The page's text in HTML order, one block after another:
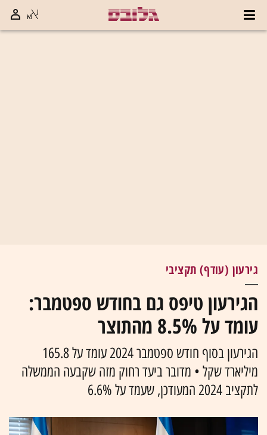
גירעון (עודף) תקציבי
הגירעון טיפס גם בחודש ספטמבר:
עומד על 8.5% מהתוצר
הגירעון בסוף חודש ספטמבר 2024 עומד על 165.8
מיליארד שקל • מדובר ביעד רחוק מזה שקבעה הממשלה
לתקציב 2024 המעודכן, שעמד על 6.6%